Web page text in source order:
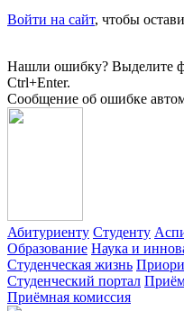
Войти на сайт, чтобы
Нашли ошибку? Выделите
Ctrl+Enter.
Сообщение об ошибке
Абитуриенту Студенту
Образование Наука и
Студенческая жизнь
Студенческий портал
Приёмная комиссия